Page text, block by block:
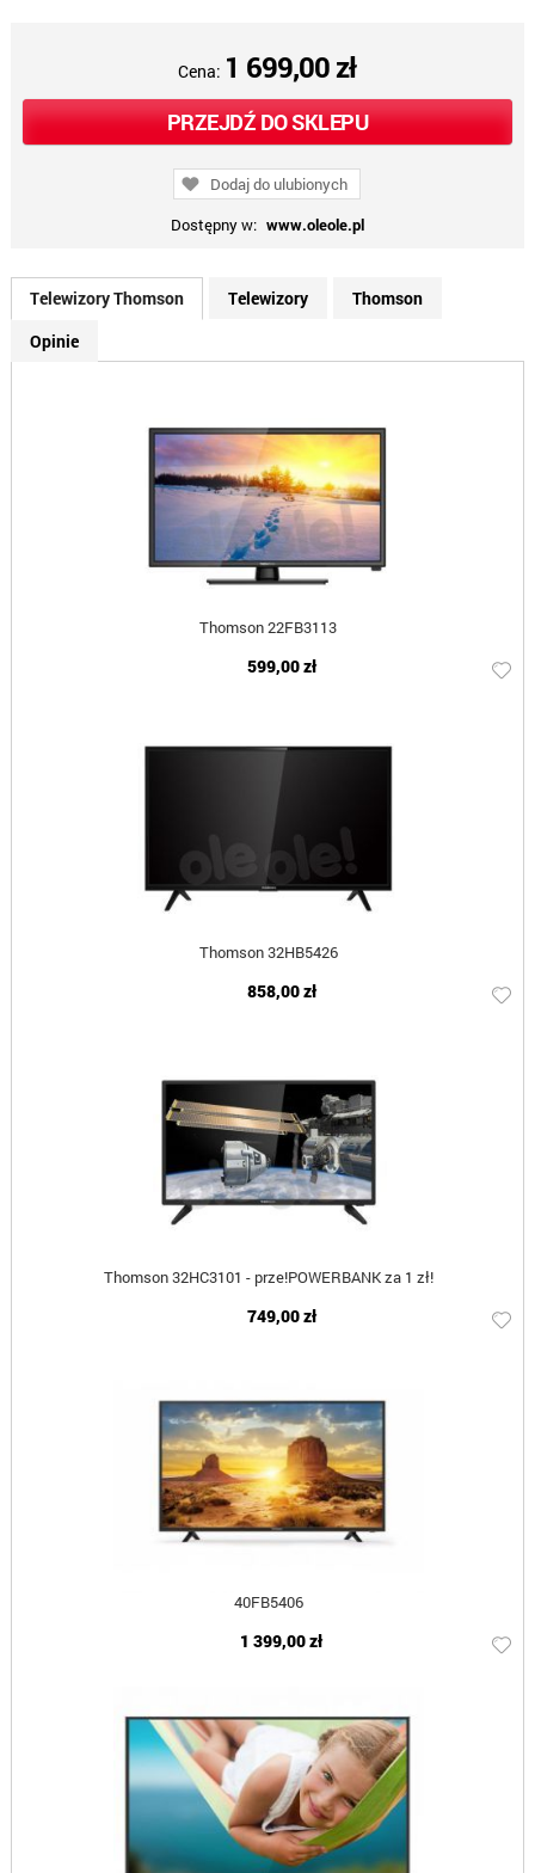
Cena: 1 699,00 zł
PRZEJDŹ DO SKLEPU
Dodaj do ulubionych
Dostępny w: www.oleole.pl
Telewizory Thomson Telewizory
Thomson
Opinie
Thomson 22FB3113
599,00 zł
Thomson 32HB5426
858,00 zł
Thomson 32HC3101 - prze!POWERBANK za 1 zł!
749,00 zł
40FB5406
1 399,00 zł